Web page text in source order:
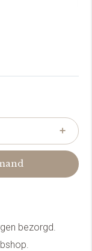
bezorgd.